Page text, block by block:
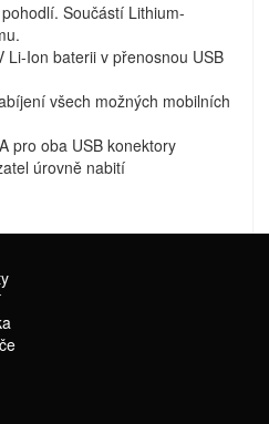
Součástí Lithium-
Li-Ion baterii v přenosnou USB
všech možných mobilních
pro oba USB konektory
úrovně nabití